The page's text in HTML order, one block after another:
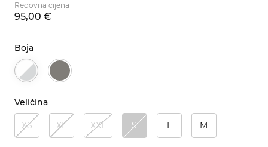
Redovna cijena
95,00 €
Boja
Veličina
XS XL XXL S L M